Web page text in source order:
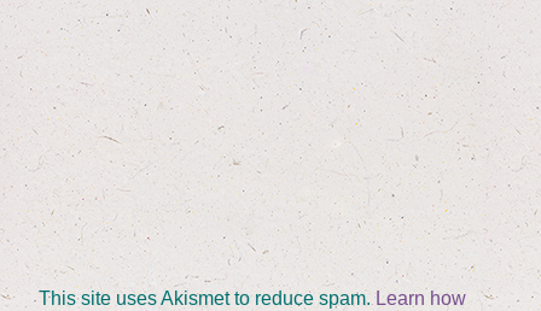
This site uses Akismet to reduce spam.Learn how